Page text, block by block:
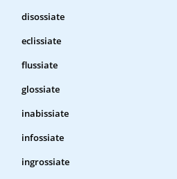
disossiate
eclissiate
flussiate
glossiate
inabissiate
infossiate
ingrossiate